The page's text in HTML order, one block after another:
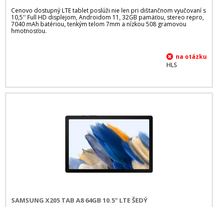
Cenovo dostupný LTE tablet poslúži nie len pri dištančnom vyučovaní s
10,5'' Full HD displejom, Androidom 11, 32GB pamäťou, stereo repro,
7040 mAh batériou, tenkým telom 7mm a nízkou 508 gramovou
hmotnosťou.
HLS
SAMSUNG X205 TAB A8 64GB 10.5" LTE ŠEDÝ